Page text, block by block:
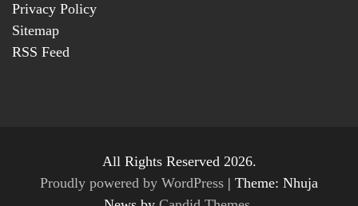
Privacy Policy
Sitemap
RSS Feed
All Rights Reserved 2026.
Proudly powered by WordPress | Theme: Nhuja